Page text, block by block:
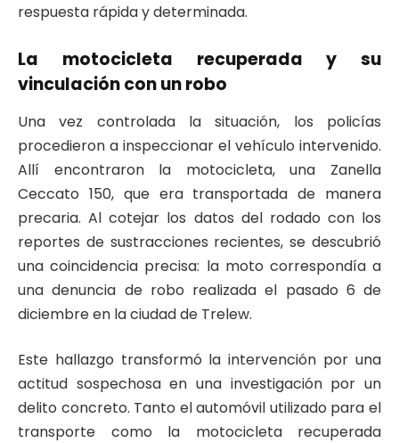
respuesta rápida y determinada.
La motocicleta recuperada y su
vinculación con un robo
Una vez controlada la situación, los policías
procedieron a inspeccionar el vehículo intervenido.
Allí encontraron la motocicleta, una Zanella
Ceccato 150, que era transportada de manera
precaria. Al cotejar los datos del rodado con los
reportes de sustracciones recientes, se descubrió
una coincidencia precisa: la moto correspondía a
una denuncia de robo realizada el pasado 6 de
diciembre en la ciudad de Trelew.
Este hallazgo transformó la intervención por una
actitud sospechosa en una investigación por un
delito concreto. Tanto el automóvil utilizado para el
transporte como la motocicleta recuperada